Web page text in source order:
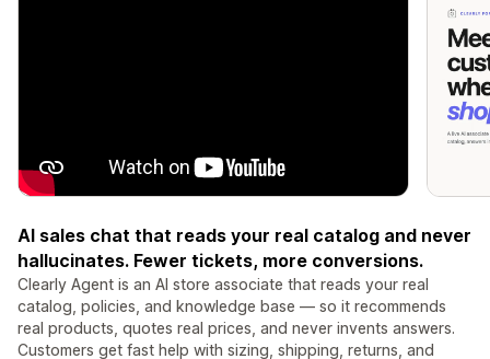
AI sales chat that reads your real catalog and never
hallucinates. Fewer tickets, more conversions.
Clearly Agent is an AI store associate that reads your real
catalog, policies, and knowledge base — so it recommends
real products, quotes real prices, and never invents answers.
Customers get fast help with sizing, shipping, returns, and